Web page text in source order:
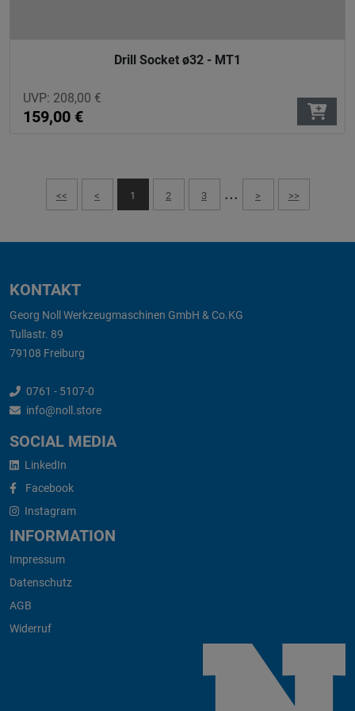
Drill Socket ø32 - MT1
UVP: 208,00 €
159,00 €
<< < 1 2 3 ... > >>
KONTAKT
Georg Noll Werkzeugmaschinen GmbH & Co.KG
Tullastr. 89
79108 Freiburg
0761 - 5107-0
info@noll.store
SOCIAL MEDIA
LinkedIn
Facebook
Instagram
INFORMATION
Impressum
Datenschutz
AGB
Widerruf